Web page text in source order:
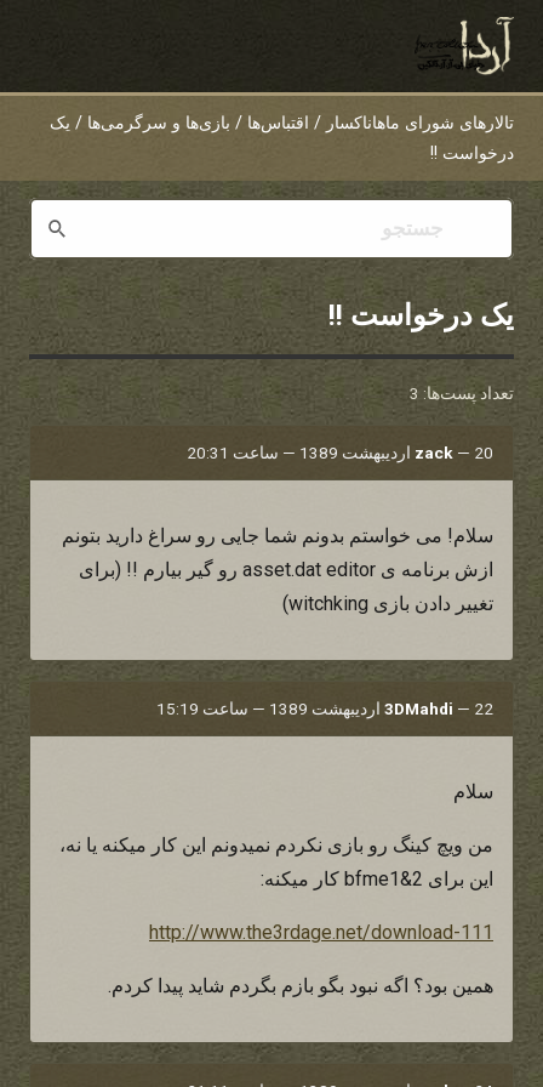
تالارهای شورای ماهاناکسار / اقتباس‌ها / بازی‌ها و سرگرمی‌ها / یک
درخواست !!
یک درخواست !!
تعداد پست‌ها: 3
zack — 20 اردیبهشت 1389 — ساعت 20:31
سلام! می خواستم بدونم شما جایی رو سراغ دارید بتونم
ازش برنامه ی asset.dat editor رو گیر بیارم !! (برای
تغییر دادن بازی witchking)
3DMahdi — 22 اردیبهشت 1389 — ساعت 15:19
سلام
من ویچ کینگ رو بازی نکردم نمیدونم این کار میکنه یا نه،
این برای bfme1&2 کار میکنه:
http://www.the3rdage.net/download-111
همین بود؟ اگه نبود بگو بازم بگردم شاید پیدا کردم.